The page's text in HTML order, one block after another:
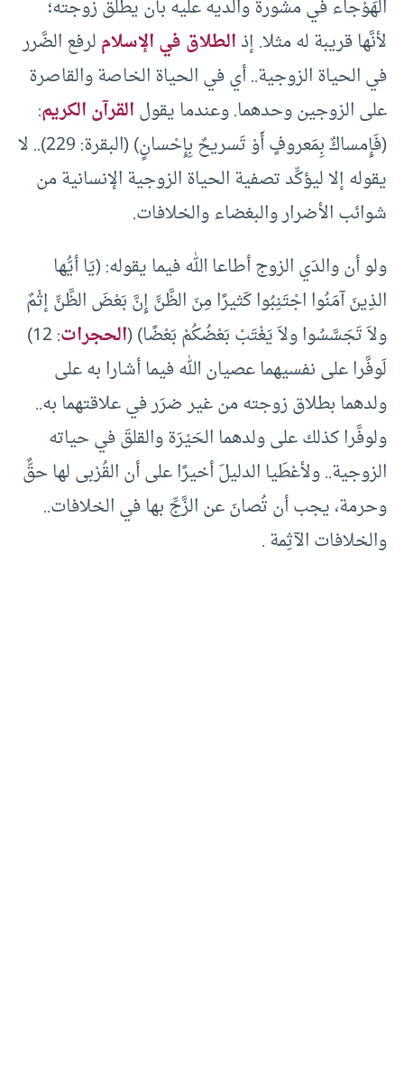
الهَوْجاء في مشورة والديه عليه بأن يطلِّق زوجته؛
لأنَّها قريبة له مثلا. إذالطلاق في الإسلاملرفع الضَّرر
في الحياة الزوجية.. أي في الحياة الخاصة والقاصرة
على الزوجين وحدهما. وعندما يقولالقرآن الكريم:
(فَإِمساكٌ بِمَعروفٍ أَوْ تَسريحٌ بِإِحْسانٍ) (البقرة: 229).. لا
يقوله إلا ليؤكِّد تصفية الحياة الزوجية الإنسانية من
شوائب الأضرار والبغضاء والخلافات.
ولو أن والدَي الزوج أطاعا الله فيما يقوله: (يَا أيُّها
الذِينَ آمَنُوا اجْتَنِبُوا كَثيرًا مِنَ الظَّنِّ إِنَّ بَعْضَ الظَّنِّ إثْمٌ
ولاَ تَجَسَّسُوا ولاَ يَغْتَبْ بَعْضُكُمْ بَعْضًا) (الحجرات
: 12)
لَوفَّرا على نفسيهما عصيان الله فيما أشارا به على
ولدهما بطلاق زوجته من غير ضرَر في علاقتهما به..
ولوفَّرا كذلك على ولدهما الحَيْرَة والقلقَ في حياته
الزوجية.. ولأعْطَيا الدليلَ أخيرًا على أن القُرْبى لها حقٌّ
وحرمة، يجب أن تُصانَ عن الزَّجِّ بها في الخلافات..
والخلافات الآثِمة .